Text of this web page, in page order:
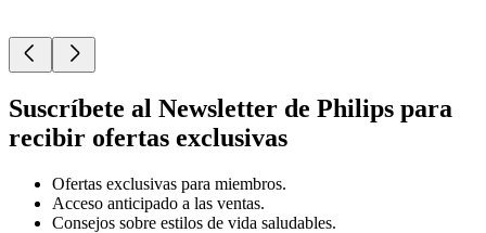
Suscríbete al Newsletter de Philips para
recibir ofertas exclusivas
Ofertas exclusivas para miembros.
Acceso anticipado a las ventas.
Consejos sobre estilos de vida saludables.